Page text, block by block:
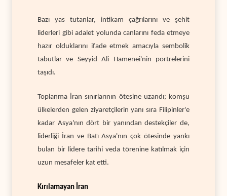
Bazı yas tutanlar, intikam çağrılarını ve şehit
liderleri gibi adalet yolunda canlarını feda etmeye
hazır olduklarını ifade etmek amacıyla sembolik
tabutlar ve Seyyid Ali Hamenei'nin portrelerini
taşıdı.
Toplanma İran sınırlarının ötesine uzandı; komşu
ülkelerden gelen ziyaretçilerin yanı sıra Filipinler'e
kadar Asya'nın dört bir yanından destekçiler de,
liderliği İran ve Batı Asya'nın çok ötesinde yankı
bulan bir lidere tarihi veda törenine katılmak için
uzun mesafeler kat etti.
Kırılamayan İran